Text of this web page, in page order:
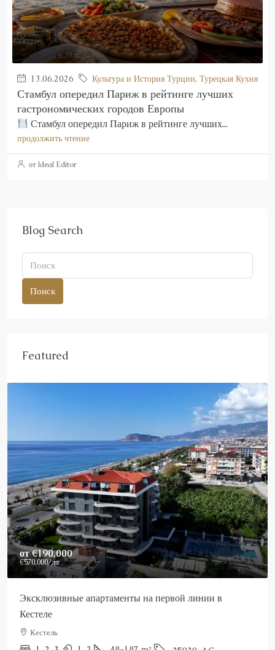
13.06.2026 Культура и История Турции, Турецкая Кухня
Стамбул опередил Париж в рейтинге лучших
гастрономических городов Европы
Стамбул опередил Париж в рейтинге лучших...
продолжить чтение
от Ideal Editor
Blog Search
Поиск
Featured
Price On Request
Роскошный пентхаус в Аланье на продажу
Аланья, Каргыджак
2
ПЕНТХАУС